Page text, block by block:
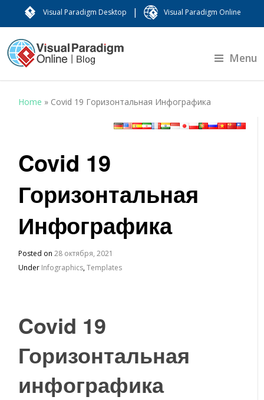
Visual Paradigm Desktop | Visual Paradigm Online
Menu
Home » Covid 19 Горизонтальная Инфографика
Covid 19
Горизонтальная
Инфографика
Posted on28 октября, 2021
Under Infographics,Templates
Covid 19
Горизонтальная
инфографика